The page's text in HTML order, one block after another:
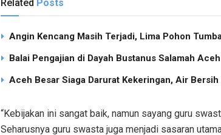
Related Posts
Angin Kencang Masih Terjadi, Lima Pohon
Balai Pengajian di Dayah Bustanus Salamah
Aceh Besar Siaga Darurat Kekeringan, Air
“Kebijakan ini sangat baik, namun sayang guru
Seharusnya guru swasta juga menjadi sasaran